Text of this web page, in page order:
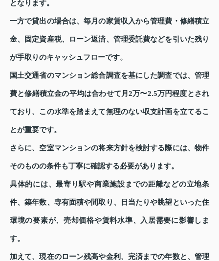
となります。
一方で貸出の場合は、毎月の家賃収入から管理費・修繕積立
金、固定資産税、ローン返済、管理委託費などを引いた残り
が手取りのキャッシュフローです。
国土交通省のマンション総合調査を基にした調査では、管理
費と修繕積立金の平均は合わせて月2万〜2.5万円程度とされ
ており、この水準を踏まえて無理のない収支計画を立てるこ
とが重要です。
さらに、空室マンションの将来方針を検討する際には、物件
そのものの条件も丁寧に確認する必要があります。
具体的には、最寄り駅や商業施設までの距離などの立地条
件、築年数、専有面積や間取り、日当たりや眺望といった住
環境の要素が、売却価格や賃料水準、入居需要に影響しま
す。
加えて、現在のローン残高や金利、完済までの年数と、管理